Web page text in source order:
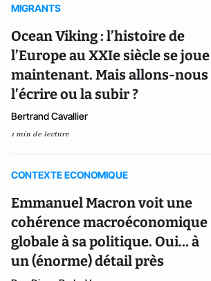
MIGRANTS
Ocean Viking : l’histoire de
l’Europe au XXIe siècle se joue
maintenant. Mais allons-nous
l’écrire ou la subir ?
Bertrand Cavallier
1 min de lecture
CONTEXTE ECONOMIQUE
Emmanuel Macron voit une
cohérence macroéconomique
globale à sa politique. Oui… à
un (énorme) détail près